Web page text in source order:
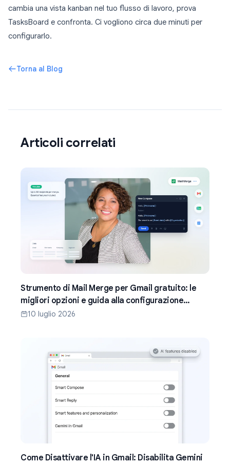
cambia una vista kanban nel tuo flusso di lavoro, prova
TasksBoard e confronta. Ci vogliono circa due minuti per
configurarlo.
Torna al Blog
Articoli correlati
Strumento di Mail Merge per Gmail gratuito: le
migliori opzioni e guida alla configurazione
(2026)
10 luglio 2026
Come Disattivare l'IA in Gmail: Disabilita Gemini